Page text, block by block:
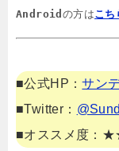
Android の方はこち
■公式HP：サン
■Twitter：
■オススメ度